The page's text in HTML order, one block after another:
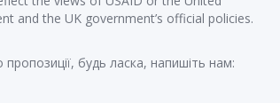
and the UK government’s official policies.
будь ласка, напишіть нам: